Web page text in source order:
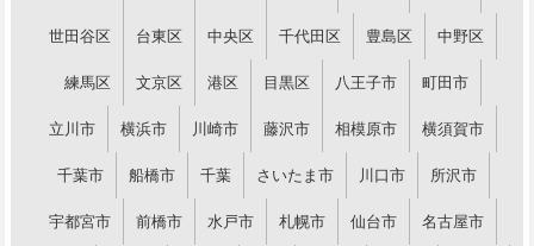
世田谷区 台東区 中央区 千代田区 豊島区 中野区
練馬区 文京区 港区 目黒区 八王子市 町田市
立川市 横浜市 川崎市 藤沢市 相模原市 横須賀市
千葉市 船橋市 千葉 さいたま市 川口市 所沢市
宇都宮市 前橋市 水戸市 札幌市 仙台市 名古屋市